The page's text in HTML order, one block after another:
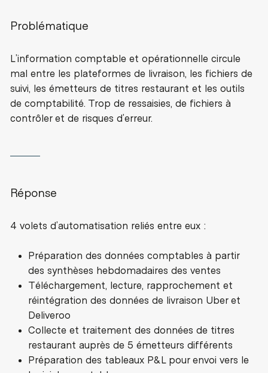
Problématique
L’information comptable et opérationnelle circule
mal entre les plateformes de livraison, les fichiers de
suivi, les émetteurs de titres restaurant et les outils
de comptabilité. Trop de ressaisies, de fichiers à
contrôler et de risques d’erreur.
Réponse
4 volets d’automatisation reliés entre eux :
Préparation des données comptables à partir
des synthèses hebdomadaires des ventes
Téléchargement, lecture, rapprochement et
réintégration des données de livraison Uber et
Deliveroo
Collecte et traitement des données de titres
restaurant auprès de 5 émetteurs différents
Préparation des tableaux P&L pour envoi vers le